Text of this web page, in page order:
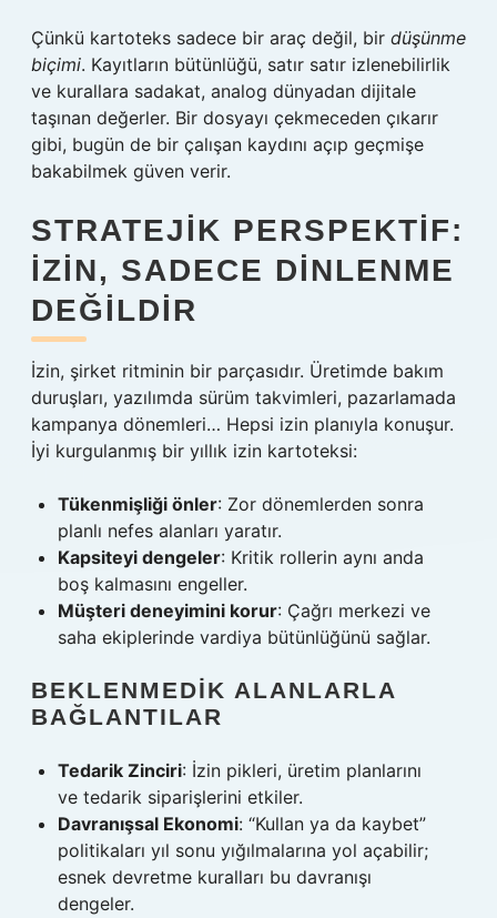
Çünkü kartoteks sadece bir araç değil, bir düşünme
biçimi. Kayıtların bütünlüğü, satır satır izlenebilirlik
ve kurallara sadakat, analog dünyadan dijitale
taşınan değerler. Bir dosyayı çekmeceden çıkarır
gibi, bugün de bir çalışan kaydını açıp geçmişe
bakabilmek güven verir.
STRATEJIK PERSPEKTIF:
İZIN, SADECE DINLENME
DEĞILDIR
İzin, şirket ritminin bir parçasıdır. Üretimde bakım
duruşları, yazılımda sürüm takvimleri, pazarlamada
kampanya dönemleri… Hepsi izin planıyla konuşur.
İyi kurgulanmış bir yıllık izin kartoteksi:
Tükenmişliği önler: Zor dönemlerden sonra
planlı nefes alanları yaratır.
Kapsiteyi dengeler: Kritik rollerin aynı anda
boş kalmasını engeller.
Müşteri deneyimini korur: Çağrı merkezi ve
saha ekiplerinde vardiya bütünlüğünü sağlar.
BEKLENMEDIK ALANLARLA
BAĞLANTILAR
Tedarik Zinciri: İzin pikleri, üretim planlarını
ve tedarik siparişlerini etkiler.
Davranışsal Ekonomi: “Kullan ya da kaybet”
politikaları yıl sonu yığılmalarına yol açabilir;
esnek devretme kuralları bu davranışı
dengeler.